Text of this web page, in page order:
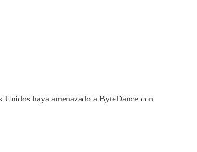
haya amenazado a ByteDance con